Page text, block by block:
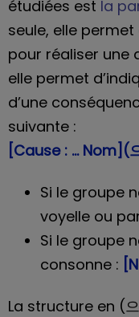
étudiées est la
seule, elle
pour réaliser une
elle permet
d’une
suivante :
[Cause : … Nom](
Si le groupe
voyelle ou
Si le groupe
consonne :
La structure en (